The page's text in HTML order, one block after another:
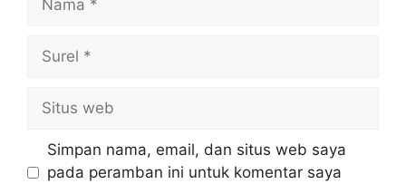
web
Simpan nama, email, dan situs web saya
pada peramban ini untuk komentar saya